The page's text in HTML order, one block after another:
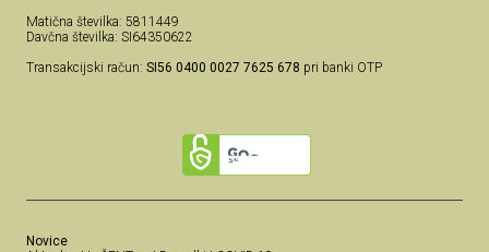
Matična številka: 5811449
Davčna številka: SI64350622
Transakcijski račun: SI56 0400 0027 7625 678 pri banki OTP
Novice